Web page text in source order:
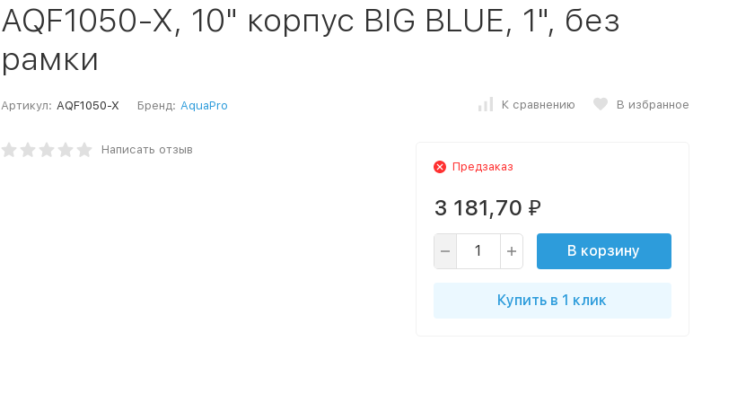
AQF1050-X, 10" корпус BIG BLUE, 1", без
рамки
Артикул: AQF1050-X Бренд: AquaPro К сравнению В избранное
Написать отзыв
Предзаказ
3 181,70 ₽
В корзину
Купить в 1 клик